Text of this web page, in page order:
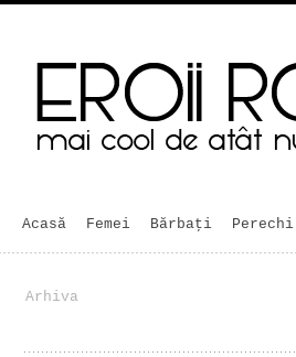
Acasă Femei Bărbaţi Perechi
Arhiva